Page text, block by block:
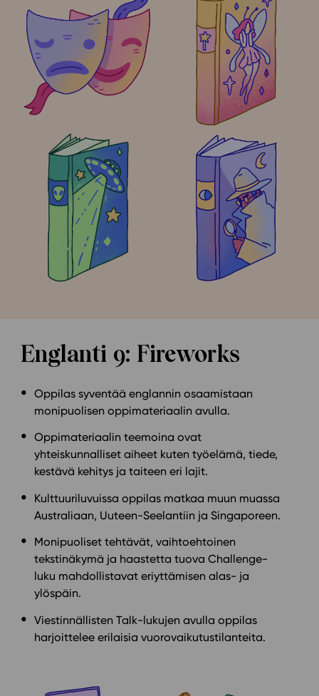
Englanti 9: Fireworks
Oppilas syventää englannin osaamistaan
monipuolisen oppimateriaalin avulla.
Oppimateriaalin teemoina ovat
yhteiskunnalliset aiheet kuten työelämä, tiede,
kestävä kehitys ja taiteen eri lajit.
Kulttuuriluvuissa oppilas matkaa muun muassa
Australiaan, Uuteen-Seelantiin ja Singaporeen.
Monipuoliset tehtävät, vaihtoehtoinen
tekstinäkymä ja haastetta tuova Challenge-
luku mahdollistavat eriyttämisen alas- ja
ylöspäin.
Viestinnällisten Talk-lukujen avulla oppilas
harjoittelee erilaisia vuorovaikutustilanteita.